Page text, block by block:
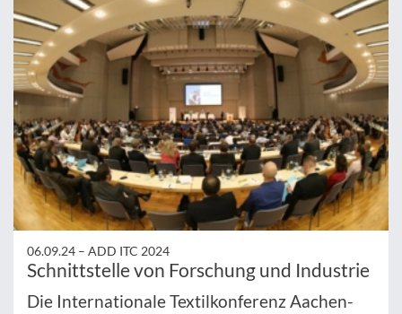
06.09.24 – ADD ITC 2024
Schnittstelle von Forschung und Industrie
Die Internationale Textilkonferenz Aachen-